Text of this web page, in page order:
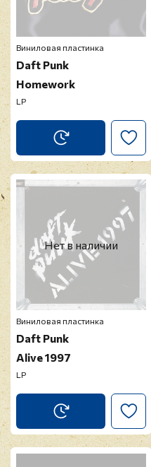
Виниловая пластинка
Daft Punk
Homework
LP
Нет в наличии
Виниловая пластинка
Daft Punk
Alive 1997
LP